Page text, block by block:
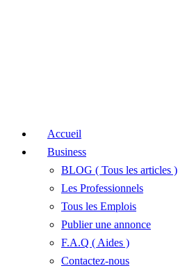
Accueil
Business
BLOG ( Tous les articles )
Les Professionnels
Tous les Emplois
Publier une annonce
F.A.Q ( Aides )
Contactez-nous